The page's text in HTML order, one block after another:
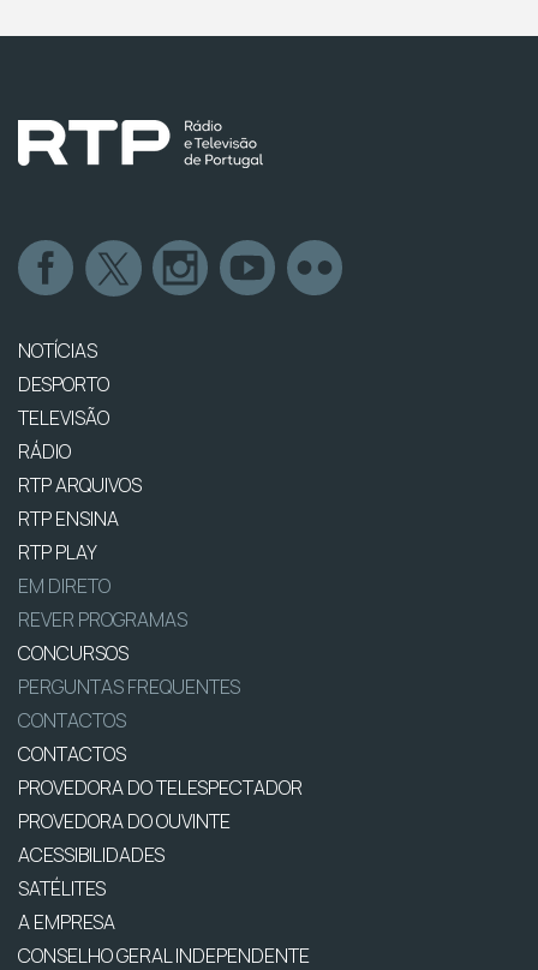
NOTÍCIAS
DESPORTO
TELEVISÃO
RÁDIO
RTP ARQUIVOS
RTP ENSINA
RTP PLAY
EM DIRETO
REVER PROGRAMAS
CONCURSOS
PERGUNTAS FREQUENTES
CONTACTOS
CONTACTOS
PROVEDORA DO TELESPECTADOR
PROVEDORA DO OUVINTE
ACESSIBILIDADES
SATÉLITES
A EMPRESA
CONSELHO GERAL INDEPENDENTE